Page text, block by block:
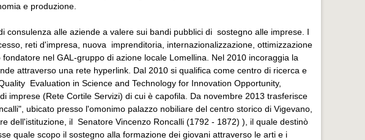
e produzione.
consulenza alle aziende a valere sui bandi pubblici di sostegno alle imprese. I
reti d'impresa, nuova imprenditoria, internazionalizzazione, ottimizzazione
nel GAL-gruppo di azione locale Lomellina. Nel 2010 incoraggia la
attraverso una rete hyperlink. Dal 2010 si qualifica come centro di ricerca e
Evaluation in Science and Technology for Innovation Opportunity,
imprese (Rete Cortile Servizi) di cui è capofila. Da novembre 2013 trasferisce
ubicato presso l'omonimo palazzo nobiliare del centro storico di Vigevano,
dell'istituzione, il Senatore Vincenzo Roncalli (1792 - 1872) ), il quale destinò
quale scopo il sostegno alla formazione dei giovani attraverso le arti e i